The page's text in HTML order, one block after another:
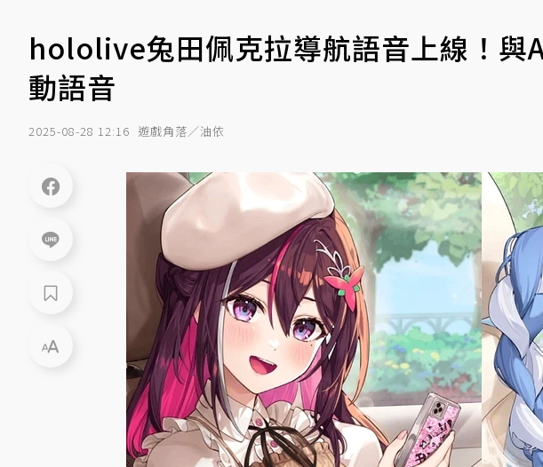
hololive兔田佩克拉導航語音上線！與
動語音
2025-08-28 12:16 遊戲角落／油依